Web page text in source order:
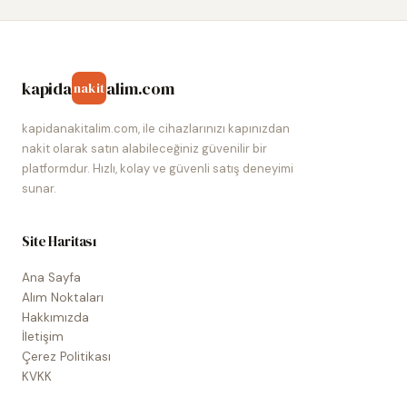
kapidanakitalim.com
kapidanakitalim.com, ile cihazlarınızı kapınızdan
nakit olarak satın alabileceğiniz güvenilir bir
platformdur. Hızlı, kolay ve güvenli satış deneyimi
sunar.
Site Haritası
Ana Sayfa
Alım Noktaları
Hakkımızda
İletişim
Çerez Politikası
KVKK